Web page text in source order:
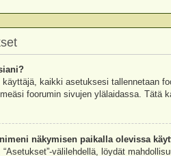
kaikki asetuksesi tallennetaan
foorumin sivujen ylälaidassa. Tätä
näkymisen paikalla olevissa
välilehdellä, löydät